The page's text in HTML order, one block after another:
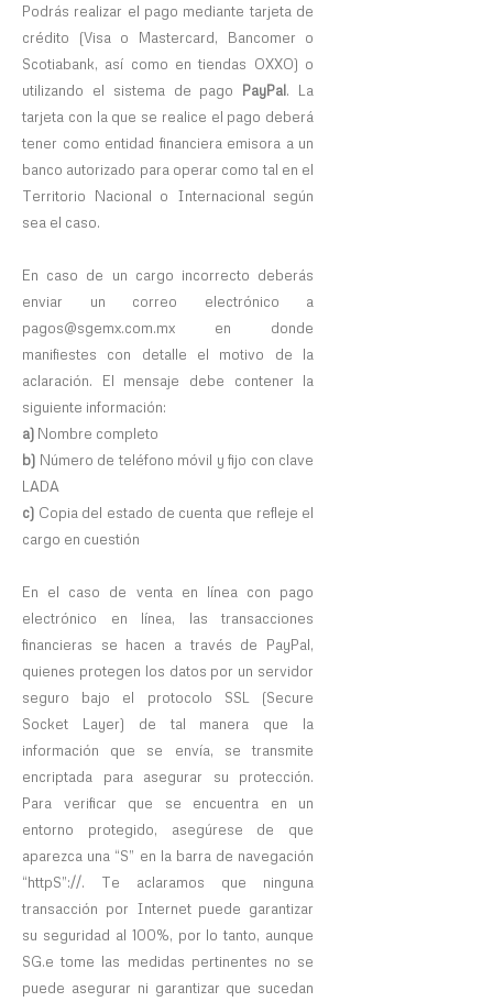
Podrás realizar el pago mediante tarjeta de
crédito (Visa o Mastercard, Bancomer o
Scotiabank, así como en tiendas OXXO) o
utilizando el sistema de pago PayPal. La
tarjeta con la que se realice el pago deberá
tener como entidad financiera emisora a un
banco autorizado para operar como tal en el
Territorio Nacional o Internacional según
sea el caso.
En caso de un cargo incorrecto deberás
enviar un correo electrónico a
pagos@sgemx.com.mx en donde
manifiestes con detalle el motivo de la
aclaración. El mensaje debe contener la
siguiente información:
a) Nombre completo
b) Número de teléfono móvil y fijo con clave
LADA
c) Copia del estado de cuenta que refleje el
cargo en cuestión
En el caso de venta en línea con pago
electrónico en línea, las transacciones
financieras se hacen a través de PayPal,
quienes protegen los datos por un servidor
seguro bajo el protocolo SSL (Secure
Socket Layer) de tal manera que la
información que se envía, se transmite
encriptada para asegurar su protección.
Para verificar que se encuentra en un
entorno protegido, asegúrese de que
aparezca una “S” en la barra de navegación
“httpS”://. Te aclaramos que ninguna
transacción por Internet puede garantizar
su seguridad al 100%, por lo tanto, aunque
SG.e tome las medidas pertinentes no se
puede asegurar ni garantizar que sucedan